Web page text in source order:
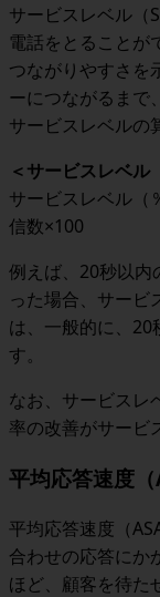
サービスレベル（
電話をとることが
つながりやすさを
ーにつながるまで
サービスレベルの
＜サービスレベル
サービスレベル（
信数×100
例えば、20秒以内
った場合、サービ
は、一般的に、20
す。
なお、サービスレ
率の改善がサービ
平均応答速度（
平均応答速度（
合わせの応答にか
ほど、顧客を待た